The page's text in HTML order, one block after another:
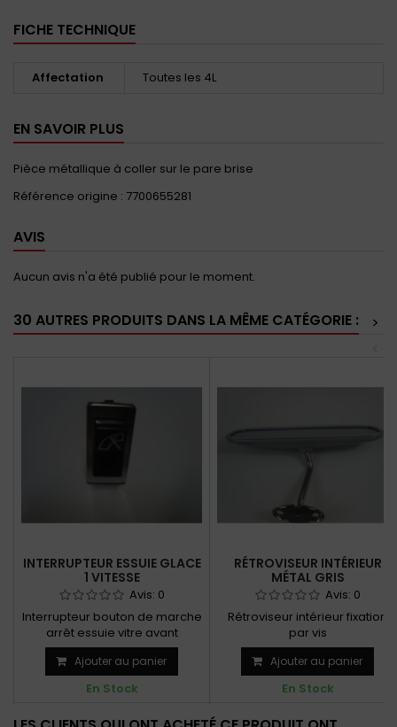
FICHE TECHNIQUE
Affectation Toutes les 4L
EN SAVOIR PLUS
Pièce métallique à coller sur le pare brise
Référence origine : 7700655281
AVIS
Aucun avis n'a été publié pour le moment.
30 AUTRES PRODUITS DANS LA MÊME CATÉGORIE :
>
INTERRUPTEUR ESSUIE GLACE
1 VITESSE
Avis: 0
Interrupteur bouton de marche
arrêt essuie vitre avant
1 vitesse pour modèles...
Ajouter au panier
En Stock
RÉTROVISEUR INTÉRIEUR
MÉTAL GRIS
Avis: 0
Rétroviseur intérieur fixation
par vis
Ajouter au panier
En Stock